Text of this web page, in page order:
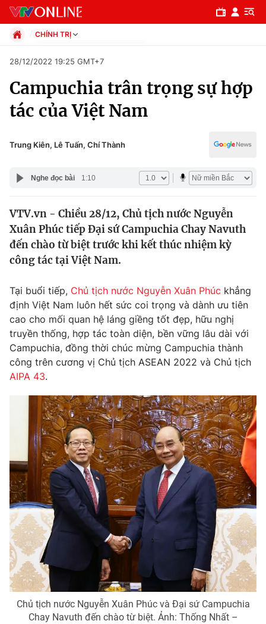
Chuyên mục
Chính trị
Xã hội
Y tế
Thế giới
Thế giới đó đây
Câu chuyện quốc tế
Kinh tế
Tài chính
Thị trường
Góc doanh nghiệp
Dữ liệu và đời sống
Truyền hình
Hậu trường
Nhân vật
Khán giả
Giải sao mai
Giải trí
Điện ảnh
Âm nhạc
Sao
Đời sống
Du lịch
Làm đẹp
Chất lượng cuộc sống
Giáo dục
Tuyển sinh
Học trực tuyến
Công nghệ
Hitech Công nghệ tương lai
Sản phẩm
Thị trường
Tư vấn
Giao lưu trực tuyến
Lịch phát sóng
Chuyên mục khác
CHÍNH TRỊ
Xã hội
Pháp luật
Kinh tế
Thể thao
Văn hóa - Giải trí
Đời sống
Giáo dục
28/12/2022 19:25 GMT+7
Campuchia trân trọng sự hợp
tác của Việt Nam
Trung Kiên, Lê Tuấn, Chí Thành
Nghe đọc bài 1:10
VTV.vn - Chiều 28/12, Chủ tịch nước Nguyễn
Xuân Phúc tiếp Đại sứ Campuchia Chay Navuth
đến chào từ biệt trước khi kết thúc nhiệm kỳ
công tác tại Việt Nam.
Tại buổi tiếp, Chủ tịch nước Nguyễn Xuân Phúc khẳng
định Việt Nam luôn hết sức coi trọng và dành ưu tiên
cao cho mối quan hệ láng giềng tốt đẹp, hữu nghị
truyền thống, hợp tác toàn diện, bền vững lâu dài với
Campuchia, đồng thời chúc mừng Campuchia thành
công trên cương vị Chủ tịch ASEAN 2022 và Chủ tịch
AIPA 43.
Chủ tịch nước Nguyễn Xuân Phúc và Đại sứ Campuchia
Chay Navuth đến chào từ biệt. Ảnh: Thống Nhất –